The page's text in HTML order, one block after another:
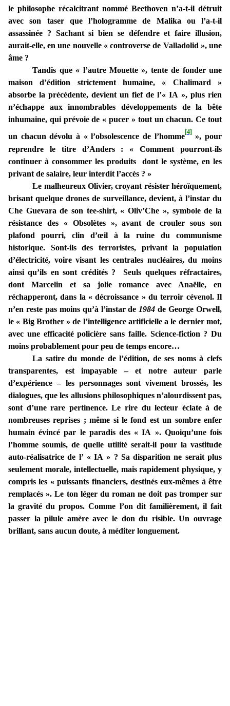
le philosophe récalcitrant nommé Beethoven n’a-t-il détruit
avec son taser que l’hologramme de Malika ou l’a-t-il
assassinée ? Sachant si bien se défendre et faire illusion,
aurait-elle, en une nouvelle « controverse de Valladolid », une
âme ?
Tandis que « l’autre Mouette », tente de fonder une
maison d’édition strictement humaine, « Chalimard »
absorbe la précédente, devient un fief de l’« IA », plus rien
n’échappe aux innombrables développements de la bête
inhumaine, qui prévoie de « pucer » tout un chacun. Ce tout
un chacun dévolu à « l’obsolescence de l’homme[4]», pour
reprendre le titre d’Anders : « Comment pourront-ils
continuer à consommer les produits dont le système, en les
privant de salaire, leur interdit l’accès ? »
Le malheureux Olivier, croyant résister héroïquement,
brisant quelque drones de surveillance, devient, à l’instar du
Che Guevara de son tee-shirt, « Oliv’Che », symbole de la
résistance des « Obsolètes », avant de crouler sous son
plafond pourri, clin d’œil à la ruine du communisme
historique. Sont-ils des terroristes, privant la population
d’électricité, voire visant les centrales nucléaires, du moins
ainsi qu’ils en sont crédités ? Seuls quelques réfractaires,
dont Marcelin et sa jolie romance avec Anaëlle, en
réchapperont, dans la « décroissance » du terroir cévenol. Il
n’en reste pas moins qu’à l’instar de 1984 de George Orwell,
le « Big Brother » de l’intelligence artificielle a le dernier mot,
avec une efficacité policière sans faille. Science-fiction ? Du
moins probablement pour peu de temps encore…
La satire du monde de l’édition, de ses noms à clefs
transparentes, est impayable – et notre auteur parle
d’expérience – les personnages sont vivement brossés, les
dialogues, que les allusions philosophiques n’alourdissent pas,
sont d’une rare pertinence. Le rire du lecteur éclate à de
nombreuses reprises ; même si le fond est un sombre enfer
humain évincé par le paradis des « IA ». Quoiqu’une fois
l’homme soumis, de quelle utilité serait-il pour la vastitude
auto-réalisatrice de l’ « IA » ? Sa disparition ne serait plus
seulement morale, intellectuelle, mais rapidement physique, y
compris les « puissants financiers, destinés eux-mêmes à être
remplacés ». Le ton léger du roman ne doit pas tromper sur
la gravité du propos. Comme l’on dit familièrement, il fait
passer la pilule amère avec le don du risible. Un ouvrage
brillant, sans aucun doute, à méditer longuement.